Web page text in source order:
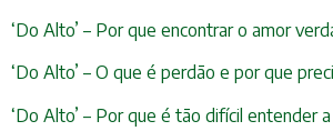
‘Do Alto’ – Por que encontrar o amor
‘Do Alto’ – O que é perdão e por que
‘Do Alto’ – Por que é tão difícil entender